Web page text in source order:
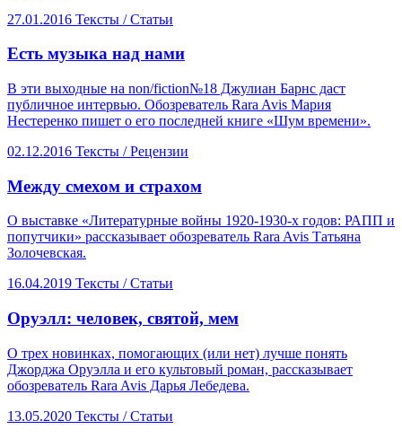
27.01.2016 Тексты /Статьи
Есть музыка над нами
В эти выходные на non/fiction№18 Джулиан Барнс даст
публичное интервью. Обозреватель Rara Avis Мария
Нестеренко пишет о его последней книге «Шум времени».
02.12.2016 Тексты /Рецензии
​Между смехом и страхом
О выставке «Литературные войны 1920-1930-х годов: РАПП и
попутчики» рассказывает обозреватель Rara Avis Татьяна
Золочевская.
16.04.2019 Тексты /Статьи
​Оруэлл: человек, святой, мем
О трех новинках, помогающих (или нет) лучше понять
Джорджа Оруэлла и его культовый роман, рассказывает
обозреватель Rara Avis Дарья Лебедева.
13.05.2020 Тексты /Статьи